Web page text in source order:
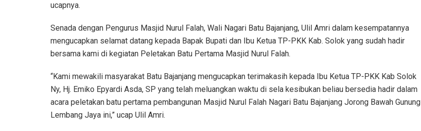
ucapnya.
Senada dengan Pengurus Masjid Nurul Falah, Wali Nagari Batu Bajanjang, Ulil Amri dalam kesempatannya
mengucapkan selamat datang kepada Bapak Bupati dan Ibu Ketua TP-PKK Kab. Solok yang sudah hadir
bersama kami di kegiatan Peletakan Batu Pertama Masjid Nurul Falah.
“Kami mewakili masyarakat Batu Bajanjang mengucapkan terimakasih kepada Ibu Ketua TP-PKK Kab Solok
Ny, Hj. Emiko Epyardi Asda, SP yang telah meluangkan waktu di sela kesibukan beliau bersedia hadir dalam
acara peletakan batu pertama pembangunan Masjid Nurul Falah Nagari Batu Bajanjang Jorong Bawah Gunung
Lembang Jaya ini,” ucap Ulil Amri.